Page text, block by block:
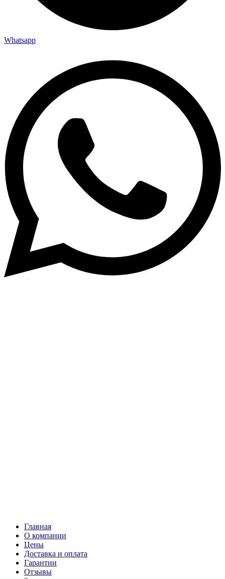
Whatsapp
Главная
О компании
Цены
Доставка и оплата
Гарантии
Отзывы